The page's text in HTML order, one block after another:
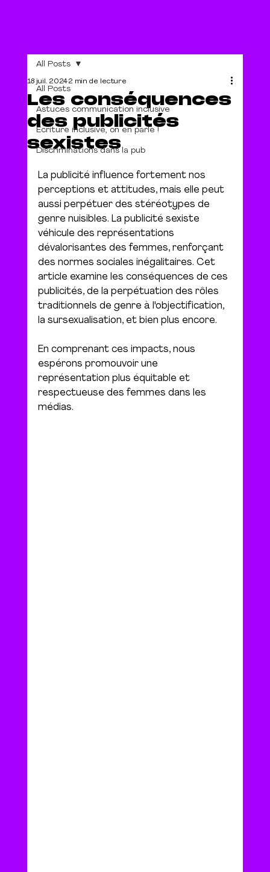
All Posts
Astuces communication inclusive
Écriture inclusive, on en parle !
Discriminations dans la pub
All Posts
Les conséquences
des publicités
sexistes
18 juil. 20242 min de lecture
La publicité influence fortement nos
perceptions et attitudes, mais elle peut
aussi perpétuer des stéréotypes de
genre nuisibles. La publicité sexiste
véhicule des représentations
dévalorisantes des femmes, renforçant
des normes sociales inégalitaires. Cet
article examine les conséquences de ces
publicités, de la perpétuation des rôles
traditionnels de genre à l'objectification,
la sursexualisation, et bien plus encore.
En comprenant ces impacts, nous
espérons promouvoir une
représentation plus équitable et
respectueuse des femmes dans les
médias.